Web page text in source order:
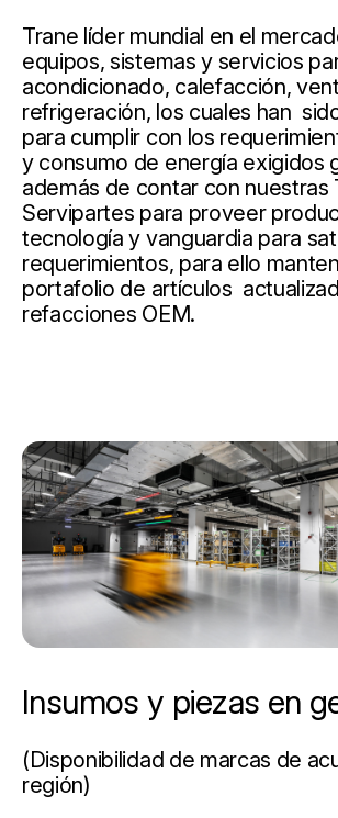
Trane líder mundial en el
equipos, sistemas y servicios
acondicionado, calefacción,
refrigeración, los cuales han
para cumplir con los
y consumo de energía exigidos
además de contar con nuestras
Servipartes para proveer
tecnología y vanguardia para
requerimientos, para ello
portafolio de artículos
refacciones OEM.
Insumos y piezas en
(Disponibilidad de marcas de
región)